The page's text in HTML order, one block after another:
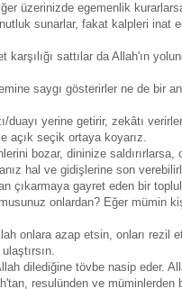
üzerinizde egemenlik
sunarlar, fakat kalpleri inat
karşılığı sattılar da Allah'ın
saygı gösterirler ne de bir
duayı yerine getirir, zekâtı
açık seçik ortaya koyarız.
bozar, dininize saldırırlarsa,
hal ve gidişlerine son
çıkarmaya gayret eden bir
onlardan? Eğer mümin
onlara azap etsin, onları rezil
dilediğine tövbe nasip eder.
resulünden ve müminlerden